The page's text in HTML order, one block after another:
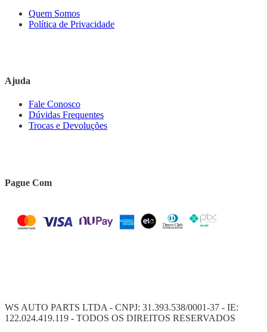
Quem Somos
Política de Privacidade
Ajuda
Fale Conosco
Dúvidas Frequentes
Trocas e Devoluções
Pague Com
WS AUTO PARTS LTDA - CNPJ: 31.393.538/0001-37 - IE:
122.024.419.119 - TODOS OS DIREITOS RESERVADOS